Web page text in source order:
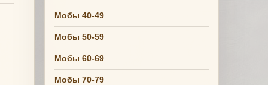
Мобы 40-49
Мобы 50-59
Мобы 60-69
Мобы 70-79